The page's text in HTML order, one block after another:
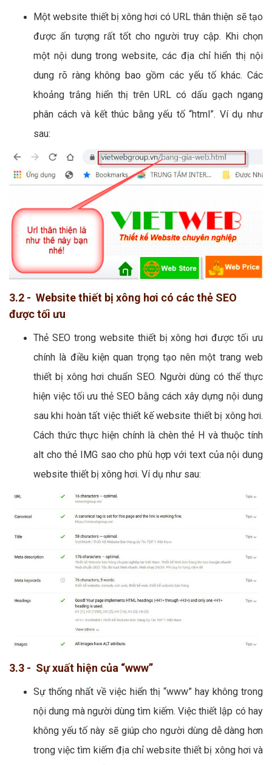
Một website thiết bị xông hơi có URL thân thiện sẽ tạo
được ấn tượng rất tốt cho người truy cập. Khi chọn
một nội dung trong website, các địa chỉ hiển thị nội
dung rõ ràng không bao gồm các yếu tố khác. Các
khoảng trắng hiển thị trên URL có dấu gạch ngang
phân cách và kết thúc bằng yếu tố “html”. Ví dụ như
sau:
3.2 - Website thiết bị xông hơi có các thẻ SEO
được tối ưu
Thẻ SEO trong website thiết bị xông hơi được tối ưu
chính là điều kiện quan trọng tạo nên một trang web
thiết bị xông hơi chuẩn SEO. Người dùng có thể thực
hiện việc tối ưu thẻ SEO bằng cách xây dựng nội dung
sau khi hoàn tất việc thiết kế website thiết bị xông hơi.
Cách thức thực hiện chính là chèn thẻ H và thuộc tính
alt cho thẻ IMG sao cho phù hợp với text của nội dung
website thiết bị xông hơi. Ví dụ như sau:
3.3 - Sự xuất hiện của “www”
Sự thống nhất về việc hiển thị “www” hay không trong
nội dung mà người dùng tìm kiếm. Việc thiết lập có hay
không yếu tố này sẽ giúp cho người dùng dễ dàng hơn
trong việc tìm kiếm địa chỉ website thiết bị xông hơi và